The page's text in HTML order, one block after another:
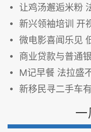
让鸡汤邂逅米粉
新兴领袖培训 开
微电影喜闻乐见
商业贷款与普通
M记早餐 法拉盛
新移民寻二手车
一